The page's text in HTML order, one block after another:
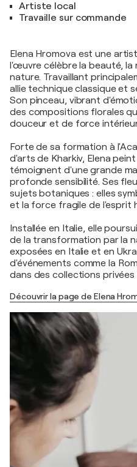
Artiste local
Travaille sur commande
Elena Hromova est une
l'œuvre célèbre la beauté, la
nature. Travaillant
allie technique classique et
Son pinceau, vibrant
des compositions florales
douceur et de force
Forte de sa formation à
d'arts de Kharkiv, Elena
témoignent d'une grande
profonde sensibilité. Ses
sujets botaniques : elles
et la force fragile de l'esprit
Installée en Italie, elle
de la transformation par la
exposées en Italie et en
d'événements comme la
dans des collections privées
Découvrir la page de Elena